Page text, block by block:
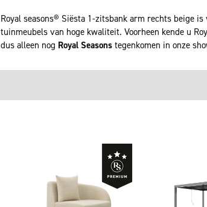
Royal seasons® Siësta 1-zitsbank arm rechts beige
tuinmeubels van hoge kwaliteit. Voorheen kende u
dus alleen nog Royal Seasons tegenkomen in onze